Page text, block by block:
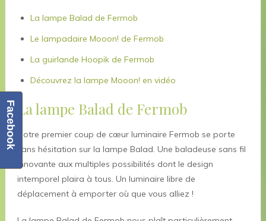
La lampe Balad de Fermob
Le lampadaire Mooon! de Fermob
La guirlande Hoopik de Fermob
Découvrez la lampe Mooon! en vidéo
La lampe Balad de Fermob
Notre premier coup de cœur luminaire Fermob se porte
sans hésitation sur la lampe Balad. Une baladeuse sans fil
innovante aux multiples possibilités dont le design
intemporel plaira à tous. Un luminaire libre de
déplacement à emporter où que vous alliez !
Facebook